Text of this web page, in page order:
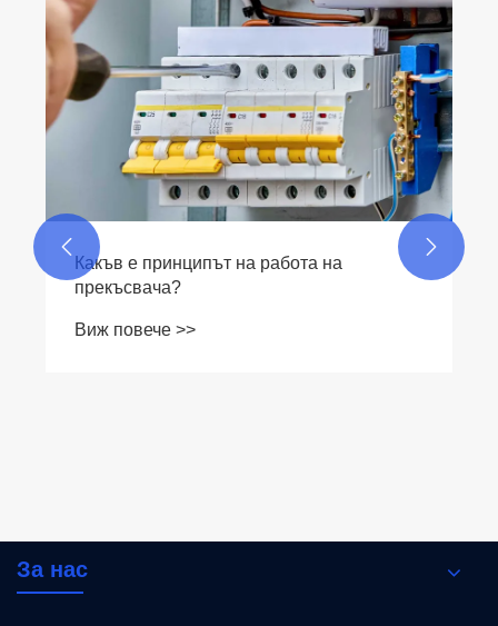
 
За нас